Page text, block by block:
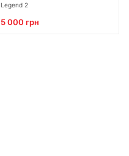
Legend 2
5 000 грн